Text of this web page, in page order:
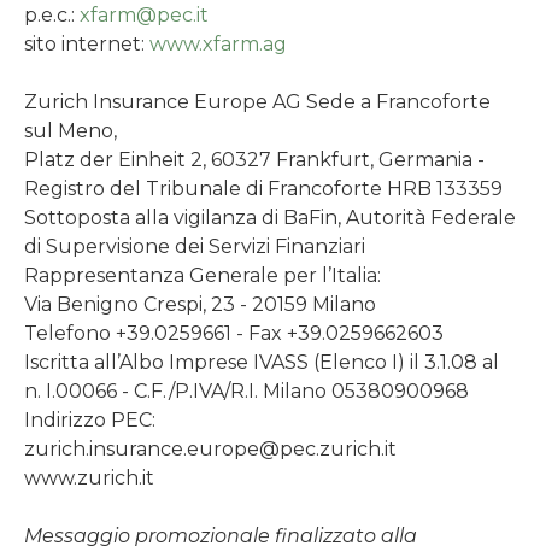
p.e.c.: xfarm@pec.it
sito internet: www.xfarm.ag
Zurich Insurance Europe AG Sede a Francoforte
sul Meno,
Platz der Einheit 2, 60327 Frankfurt, Germania -
Registro del Tribunale di Francoforte HRB 133359
Sottoposta alla vigilanza di BaFin, Autorità Federale
di Supervisione dei Servizi Finanziari
Rappresentanza Generale per l’Italia:
Via Benigno Crespi, 23 - 20159 Milano
Telefono +39.0259661 - Fax +39.0259662603
Iscritta all’Albo Imprese IVASS (Elenco I) il 3.1.08 al
n. I.00066 - C.F./P.IVA/R.I. Milano 05380900968
Indirizzo PEC:
zurich.insurance.europe@pec.zurich.it
www.zurich.it
Messaggio promozionale finalizzato alla